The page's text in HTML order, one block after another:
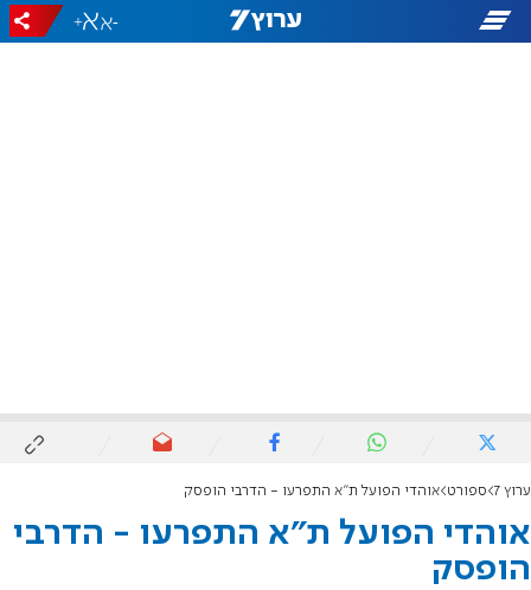
-
+
ערוץ 7 ספורט אוהדי הפועל ת"א התפרעו - הדרבי הופסק
אוהדי הפועל ת"א התפרעו - הדרבי
הופסק